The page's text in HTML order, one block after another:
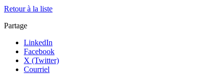
Retour à la liste
Partage
LinkedIn
Facebook
X (Twitter)
Courriel